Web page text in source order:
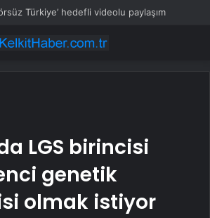
Türkiye’ hedefli videolu paylaşım
LGS birincisi
genetik
olmak istiyor